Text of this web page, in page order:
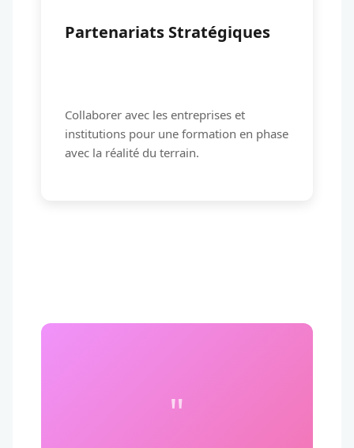
Partenariats Stratégiques
Collaborer avec les entreprises et
institutions pour une formation en phase
avec la réalité du terrain.
"